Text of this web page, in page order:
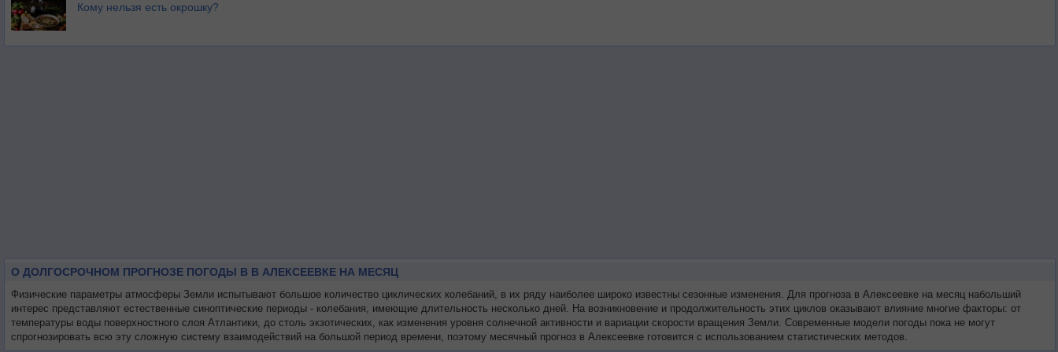
Кому нельзя есть окрошку?
О ДОЛГОСРОЧНОМ ПРОГНОЗЕ ПОГОДЫ В В АЛЕКСЕЕВКЕ НА МЕСЯЦ
Физические параметры атмосферы Земли испытывают большое количество циклических колебаний, в их ряду наиболее широко известны сезонные изменения. Для прогноза в Алексеевке на месяц набольший
интерес представляют естественные синоптические периоды - колебания, имеющие длительность несколько дней. На возникновение и продолжительность этих циклов оказывают влияние многие факторы: от
температуры воды поверхностного слоя Атлантики, до столь экзотических, как изменения уровня солнечной активности и вариации скорости вращения Земли. Современные модели погоды пока не могут
спрогнозировать всю эту сложную систему взаимодействий на большой период времени, поэтому месячный прогноз в Алексеевке готовится с использованием статистических методов.